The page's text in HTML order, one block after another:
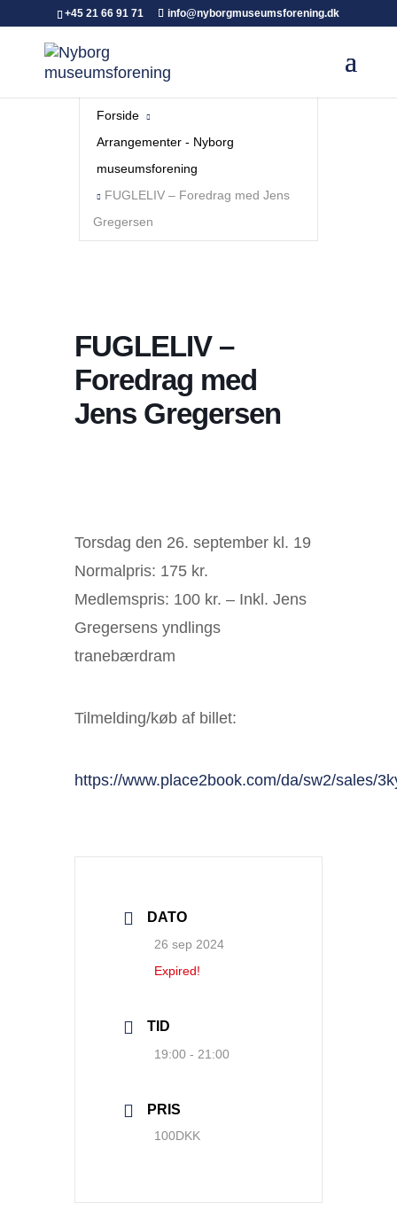
+45 21 66 91 71 info@nyborgmuseumsforening.dk
Forside
Arrangementer - Nyborg
museumsforening
FUGLELIV – Foredrag med Jens
Gregersen
FUGLELIV –
Foredrag med
Jens Gregersen
Torsdag den 26. september kl. 19
Normalpris: 175 kr.
Medlemspris: 100 kr. – Inkl. Jens
Gregersens yndlings
tranebærdram
Tilmelding/køb af billet:
https://www.place2book.com/da/sw2/sales/
DATO
26 sep 2024
Expired!
TID
19:00 - 21:00
PRIS
100DKK